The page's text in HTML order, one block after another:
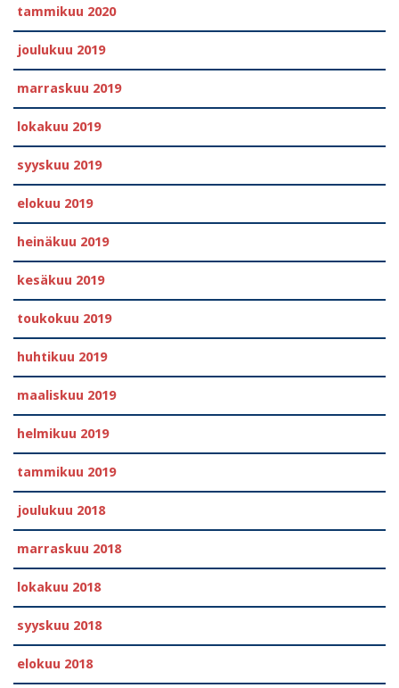
tammikuu 2020
joulukuu 2019
marraskuu 2019
lokakuu 2019
syyskuu 2019
elokuu 2019
heinäkuu 2019
kesäkuu 2019
toukokuu 2019
huhtikuu 2019
maaliskuu 2019
helmikuu 2019
tammikuu 2019
joulukuu 2018
marraskuu 2018
lokakuu 2018
syyskuu 2018
elokuu 2018